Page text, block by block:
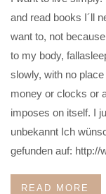
and read books I´ll
want to, not
to my body,
slowly, with no
money or clocks or
imposes on itself. I
unbekannt Ich
gefunden auf: http://
READ MORE